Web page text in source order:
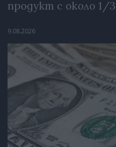
продукт с около 1/3
9.08.2026